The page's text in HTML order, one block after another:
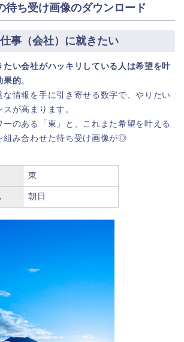
待ち受け画像のダウンロード
仕事（会社）に就きたい
たい会社がハッキリしている人は希望を叶
果的。
な情報を手に引き寄せる数字で、やりたい
が高まります。
ーのある「東」と、これまた希望を叶える
組み合わせた待ち受け画像が◎
東
朝日